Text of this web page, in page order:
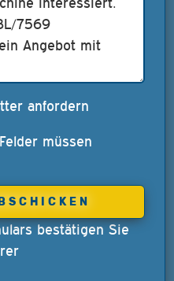
anfordern
müssen
bestätigen Sie